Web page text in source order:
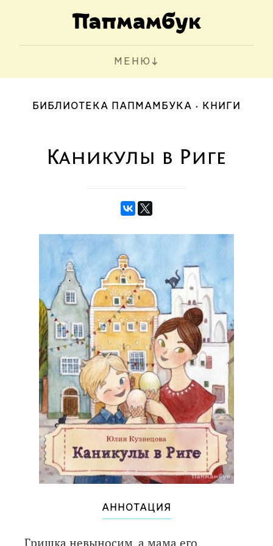
МЕНЮ
БИБЛИОТЕКА ПАПМАМБУКА КНИГИ
Каникулы в Риге
АННОТАЦИЯ